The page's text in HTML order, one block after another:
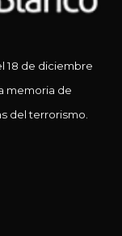
18 de diciembre
memoria de
del terrorismo.